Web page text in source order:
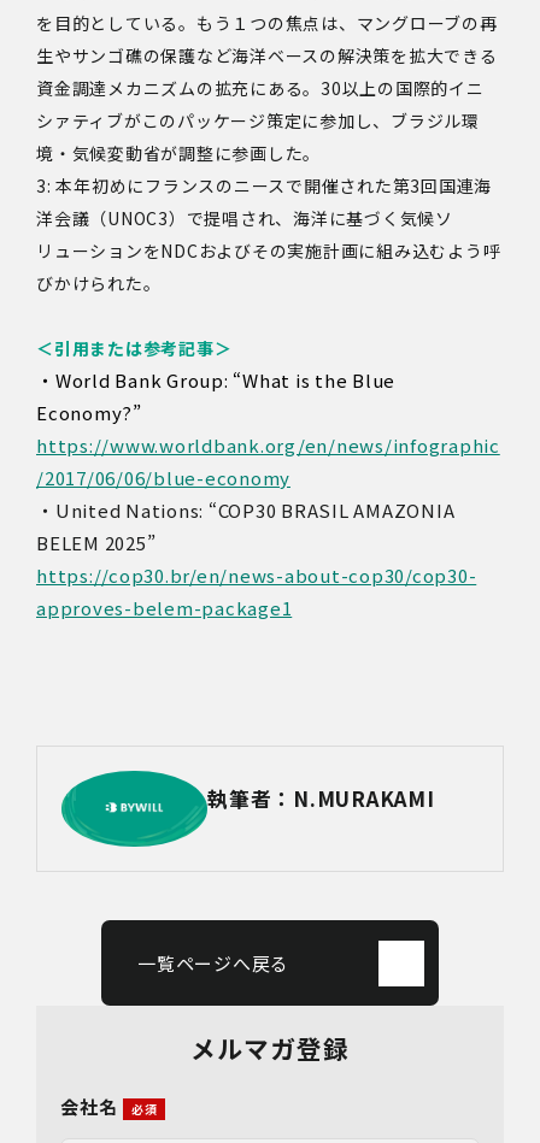
を目的としている。もう１つの焦点は、マングローブの再
生やサンゴ礁の保護など海洋ベースの解決策を拡大できる
資金調達メカニズムの拡充にある。30以上の国際的イニ
シァティブがこのパッケージ策定に参加し、ブラジル環
境・気候変動省が調整に参画した。
3: 本年初めにフランスのニースで開催された第3回国連海
洋会議（UNOC3）で提唱され、海洋に基づく気候ソ
リューションをNDCおよびその実施計画に組み込むよう呼
びかけられた。
＜引用または参考記事＞
・ World Bank Group: “What is the Blue
Economy?”
https://www.worldbank.org/en/news/infographic
/2017/06/06/blue-economy
・ United Nations: “COP30 BRASIL AMAZONIA
BELEM 2025”
https://cop30.br/en/news-about-cop30/cop30-
approves-belem-package1
執筆者：N.MURAKAMI
一覧ページへ戻る
メルマガ登録
会社名